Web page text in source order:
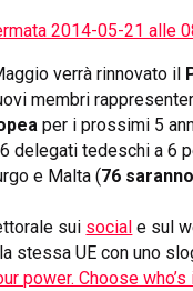
verrà rinnovato il
membri
per i prossimi 5
delegati tedeschi a 6
e Malta (76
sui social e sul
stessa UE con uno
power. Choose